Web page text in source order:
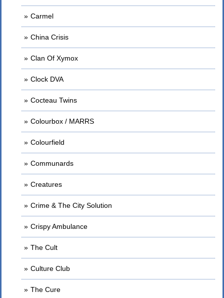
Carmel
China Crisis
Clan Of Xymox
Clock DVA
Cocteau Twins
Colourbox / MARRS
Colourfield
Communards
Creatures
Crime & The City Solution
Crispy Ambulance
The Cult
Culture Club
The Cure